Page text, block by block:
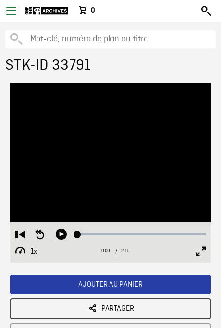
0
STK-ID 33791
Restart
from
beginning
Seek
Play Loaded:
1x
Playback
Current
0:00 / Duration
2:11
AJOUTER AU PANIER
PARTAGER